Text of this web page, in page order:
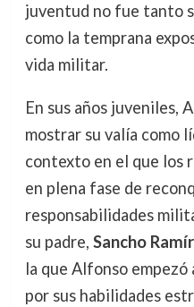
juventud no fue tanto
como la temprana
vida militar.
En sus años juveniles,
mostrar su valía como
contexto en el que los
en plena fase de
responsabilidades
su padre, Sancho
la que Alfonso
por sus habilidades